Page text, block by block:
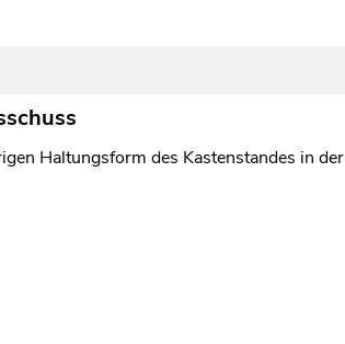
Haltungsform des Kastenstandes in der